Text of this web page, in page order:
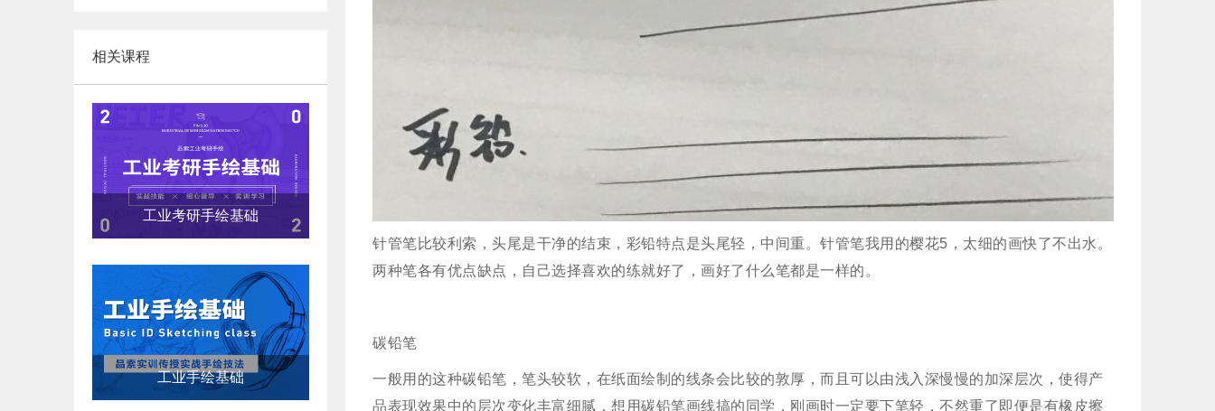
相关课程
工业考研手绘基础
工业手绘基础
针管笔比较利索，头尾是干净的结束，彩铅特点是头尾轻，中间重。针管笔我用的樱花5，太细的画快了不出水。
两种笔各有优点缺点，自己选择喜欢的练就好了，画好了什么笔都是一样的。
碳铅笔
一般用的这种碳铅笔，笔头较软，在纸面绘制的线条会比较的敦厚，而且可以由浅入深慢慢的加深层次，使得产
品表现效果中的层次变化丰富细腻，想用碳铅笔画线搞的同学，刚画时一定要下笔轻，不然重了即便是有橡皮擦